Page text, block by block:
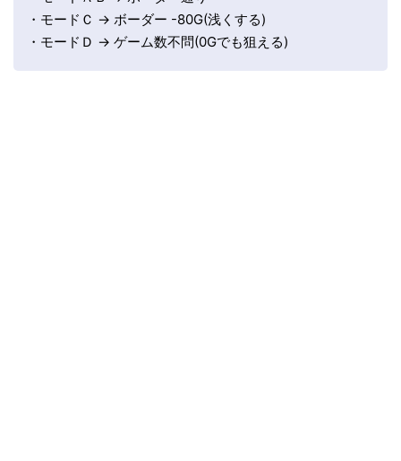
・モードＣ → ボーダー -80G(浅くする)
・モードＤ → ゲーム数不問(0Gでも狙える)